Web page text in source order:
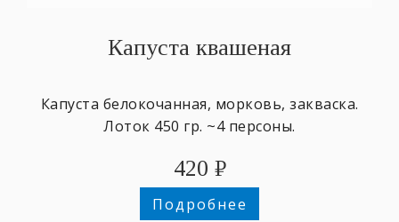
Капуста квашеная
Капуста белокочанная, морковь, закваска.
Лоток 450 гр. ~4 персоны.
420 ₽
Подробнее